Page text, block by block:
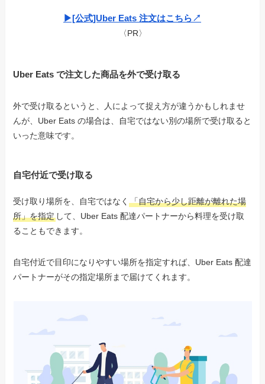
▶︎[公式]Uber Eats 注文はこちら↗︎
〈PR〉
Uber Eats で注文した商品を外で受け取る
外で受け取るというと、人によって捉え方が違うかもしれませ
んが、Uber Eats の場合は、自宅ではない別の場所で受け取ると
いった意味です。
自宅付近で受け取る
受け取り場所を、自宅ではなく「自宅から少し距離が離れた場
所」を指定 して、Uber Eats 配達パートナーから料理を受け取
ることもできます。
自宅付近で目印になりやすい場所を指定すれば、Uber Eats 配達
パートナーがその指定場所まで届けてくれます。